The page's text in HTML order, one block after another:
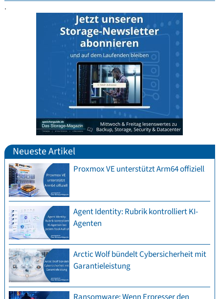
.
Neueste Artikel
Proxmox VE unterstützt Arm64 offiziell
Agent Identity: Rubrik kontrolliert KI-
Agenten
Arctic Wolf bündelt Cybersicherheit mit
Garantieleistung